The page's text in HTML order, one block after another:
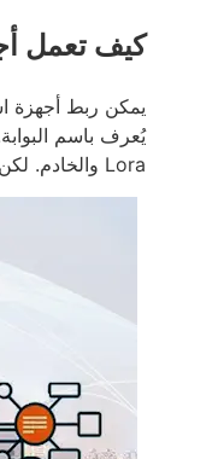
كيف تعمل
يُعرف باسم
Lora والخادم. لكن, من خلال مساعدة الإنترنت, تتلقى البوابة معلومات من خادم الشبكة.